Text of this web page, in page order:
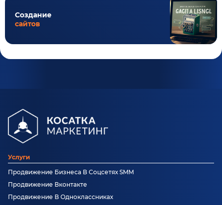
Создание
сайтов
Услуги
Продвижение Бизнеса В Соцсетях SMM
Продвижение Вконтакте
Продвижение В Одноклассниках